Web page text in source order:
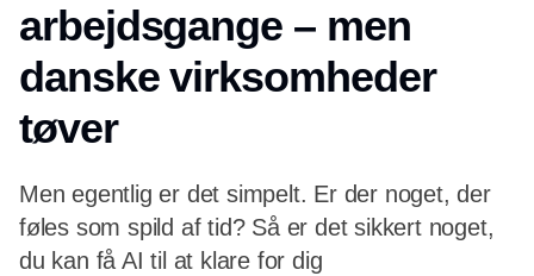
arbejdsgange – men
danske virksomheder
tøver
Men egentlig er det simpelt. Er der noget, der
føles som spild af tid? Så er det sikkert noget,
du kan få AI til at klare for dig